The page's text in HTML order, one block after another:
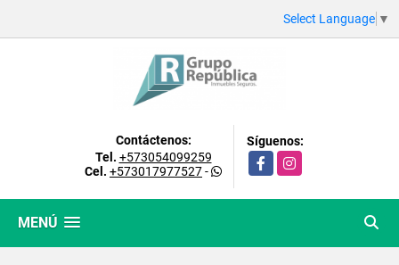
Select Language ▼
Contáctenos:
Tel. +573054099259
Cel. +573017977527-
Síguenos:
FacebookInstagram
MENÚ